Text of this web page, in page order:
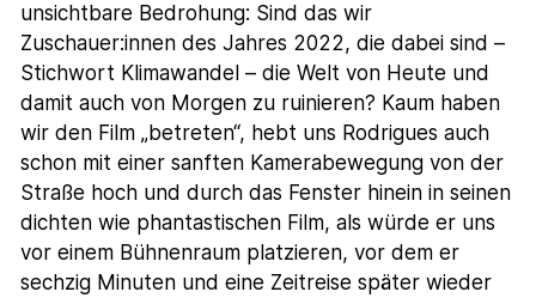
unsichtbare Bedrohung: Sind das wir
Zuschauer:innen des Jahres 2022, die dabei sind –
Stichwort Klimawandel – die Welt von Heute und
damit auch von Morgen zu ruinieren? Kaum haben
wir den Film „betreten“, hebt uns Rodrigues auch
schon mit einer sanften Kamerabewegung von der
Straße hoch und durch das Fenster hinein in seinen
dichten wie phantastischen Film, als würde er uns
vor einem Bühnenraum platzieren, vor dem er
sechzig Minuten und eine Zeitreise später wieder